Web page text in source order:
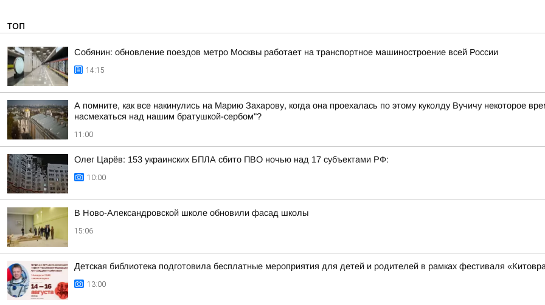
ТОП
Собянин: обновление поездов метро Москвы работает на транспортное машиностроение всей России
14:15
А помните, как все накинулись на Марию Захарову, когда она проехалась по этому куколду Вучичу некоторое
насмехаться над нашим братушкой-сербом"?
11:00
Олег Царёв: 153 украинских БПЛА сбито ПВО ночью над 17 субъектами РФ:
10:00
В Ново-Александровской школе обновили фасад школы
15:06
Детская библиотека подготовила бесплатные мероприятия для детей и родителей в рамках фестиваля
13:00